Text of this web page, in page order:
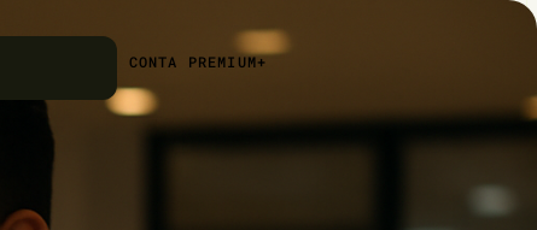
CONTA PREMIUM+